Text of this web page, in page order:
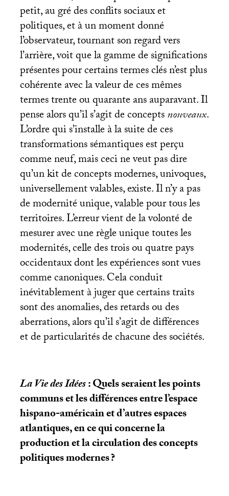
petit, au gré des conflits sociaux et
politiques, et à un moment donné
l’observateur, tournant son regard vers
l’arrière, voit que la gamme de significations
présentes pour certains termes clés n’est plus
cohérente avec la valeur de ces mêmes
termes trente ou quarante ans auparavant. Il
pense alors qu’il s’agit de conceptsnouveaux.
L’ordre qui s’installe à la suite de ces
transformations sémantiques est perçu
comme neuf, mais ceci ne veut pas dire
qu’un kit de concepts modernes, univoques,
universellement valables, existe. Il n’y a pas
de modernité unique, valable pour tous les
territoires. L’erreur vient de la volonté de
mesurer avec une règle unique toutes les
modernités, celle des trois ou quatre pays
occidentaux dont les expériences sont vues
comme canoniques. Cela conduit
inévitablement à juger que certains traits
sont des anomalies, des retards ou des
aberrations, alors qu’il s’agit de différences
et de particularités de chacune des sociétés.
La Vie des Idées: Quels seraient les points
communs et les différences entre l’espace
hispano-américain et d’autres espaces
atlantiques, en ce qui concerne la
production et la circulation des concepts
politiques modernes?